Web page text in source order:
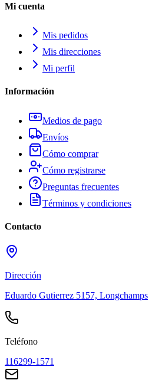
Mi cuenta
Mis pedidos
Mis direcciones
Mi perfil
Información
Medios de pago
Envíos
Cómo comprar
Cómo registrarse
Preguntas frecuentes
Términos y condiciones
Contacto
Dirección
Eduardo Gutierrez 5157, Longchamps
Teléfono
116299-1571